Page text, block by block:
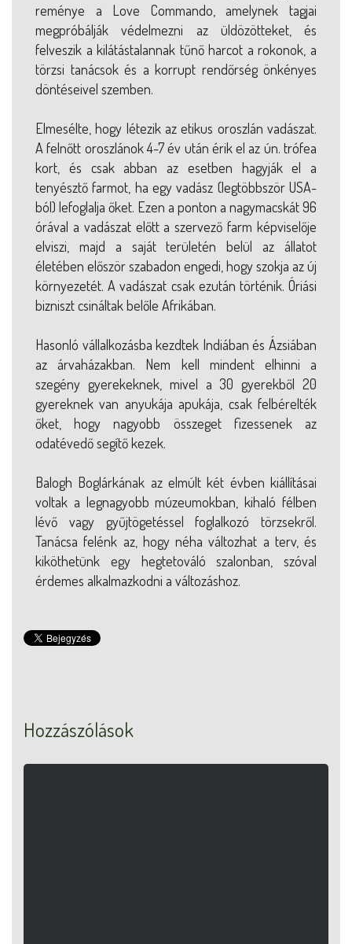
reménye a Love Commando, amelynek tagjai
megpróbálják védelmezni az üldözötteket, és
felveszik a kilátástalannak tűnő harcot a rokonok, a
törzsi tanácsok és a korrupt rendőrség önkényes
döntéseivel szemben.
Elmesélte, hogy létezik az etikus oroszlán vadászat.
A felnőtt oroszlánok 4-7 év után érik el az ún. trófea
kort, és csak abban az esetben hagyják el a
tenyésztő farmot, ha egy vadász (legtöbbször USA-
ból) lefoglalja őket. Ezen a ponton a nagymacskát 96
órával a vadászat előtt a szervező farm képviselője
elviszi, majd a saját területén belül az állatot
életében először szabadon engedi, hogy szokja az új
környezetét. A vadászat csak ezután történik. Óriási
bizniszt csináltak belőle Afrikában.
Hasonló vállalkozásba kezdtek Indiában és Ázsiában
az árvaházakban. Nem kell mindent elhinni a
szegény gyerekeknek, mivel a 30 gyerekből 20
gyereknek van anyukája apukája, csak felbérelték
őket, hogy nagyobb összeget fizessenek az
odatévedő segítő kezek.
Balogh Boglárkának az elmúlt két évben kiállításai
voltak a legnagyobb múzeumokban, kihaló félben
lévő vagy gyűjtögetéssel foglalkozó törzsekről.
Tanácsa felénk az, hogy néha változhat a terv, és
kiköthetünk egy hegtetováló szalonban, szóval
érdemes alkalmazkodni a változáshoz.
Hozzászólások